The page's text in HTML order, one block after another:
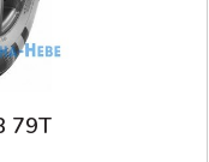
79T